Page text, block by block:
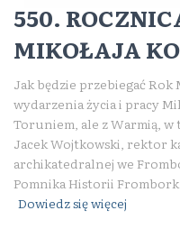
550.
MIKOŁAJA
Jak będzie przebiegać Rok
wydarzenia życia i pracy
Toruniem, ale z Warmią, w
Jacek Wojtkowski, rektor
archikatedralnej we
Pomnika Historii
Dowiedz się więcej